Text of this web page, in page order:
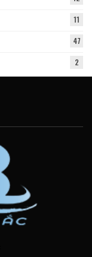
11
47
2